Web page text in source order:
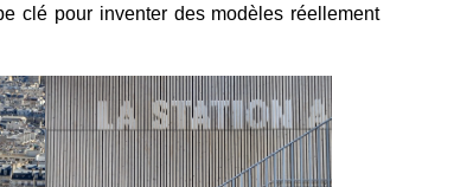
clé pour inventer des modèles réellement